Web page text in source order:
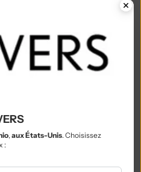
$)
, aux États-Unis. Choisissez
: